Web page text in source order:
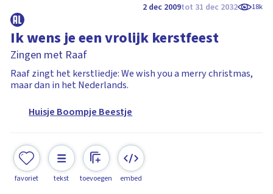
2 dec 2009tot 31 dec 2032 18k
Ik wens je een vrolijk kerstfeest
Zingen met Raaf
Raaf zingt het kerstliedje: We wish you a merry christmas,
maar dan in het Nederlands.
Huisje Boompje Beestje
favoriet tekst toevoegen embed